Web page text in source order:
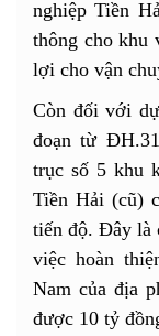
nghiệp Tiền
thông cho khu
lợi cho vận
Còn đối với
đoạn từ
trục số 5 khu
Tiền Hải (cũ)
tiến độ. Đây là
việc hoàn
Nam của địa
được 10 tỷ